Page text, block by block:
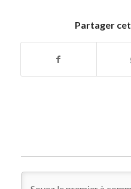
Partager